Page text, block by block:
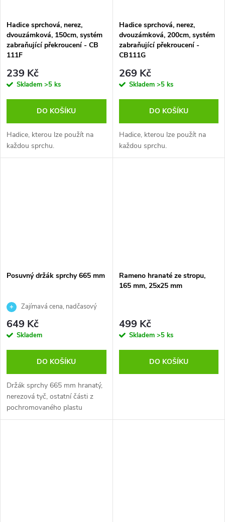
Hadice sprchová, nerez,
dvouzámková, 150cm, systém
zabraňující překroucení - CB
111F
239 Kč
Skladem >5 ks
DO KOŠÍKU
Hadice, kterou lze použít na
každou sprchu.
Hadice sprchová, nerez,
dvouzámková, 200cm, systém
zabraňující překroucení -
CB111G
269 Kč
Skladem >5 ks
DO KOŠÍKU
Hadice, kterou lze použít na
každou sprchu.
Posuvný držák sprchy 665 mm
Zajímavá cena, nadčasový
design a vysoká spolehlivost
649 Kč
Skladem
DO KOŠÍKU
Držák sprchy 665 mm hranatý,
nerezová tyč, ostatní části z
pochromovaného plastu
Rameno hranaté ze stropu,
165 mm, 25x25 mm
499 Kč
Skladem >5 ks
DO KOŠÍKU